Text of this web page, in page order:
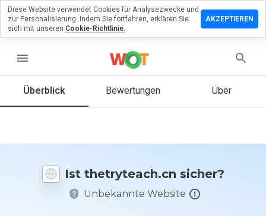
menu
Überblick Bewertungen Über
Ist thetryteach.cn sicher?
Unbekannte Website
zu
Sie diese
auf einer
Skala von
Diese Website verwendet Cookies für Analysezwecke und
zur Personalisierung. Indem Sie fortfahren, erklären Sie
sich mit unseren Cookie-Richtlinie.
AKZEPTIEREN